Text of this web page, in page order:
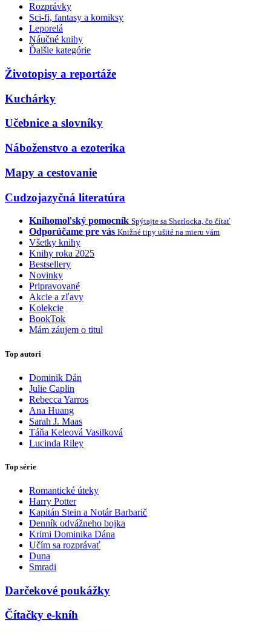
Rozprávky
Sci-fi, fantasy a komiksy
Leporelá
Náučné knihy
Ďalšie kategórie
Životopisy a reportáže
Kuchárky
Učebnice a slovníky
Náboženstvo a ezoterika
Mapy a cestovanie
Cudzojazyčná literatúra
Knihomoľský pomocník Spýtajte sa Sherlocka, čo čítať
Odporúčame pre vás Knižné tipy ušité na mieru vám
Všetky knihy
Knihy roka 2025
Bestsellery
Novinky
Pripravované
Akcie a zľavy
Kolekcie
BookTok
Mám záujem o titul
Top autori
Dominik Dán
Julie Caplin
Rebecca Yarros
Ana Huang
Sarah J. Maas
Táňa Keleová Vasilková
Lucinda Riley
Top série
Romantické úteky
Harry Potter
Kapitán Stein a Notár Barbarič
Denník odvážneho bojka
Krimi Dominika Dána
Učím sa rozprávať
Duna
Smradi
Darčekové poukážky
Čítačky e-kníh